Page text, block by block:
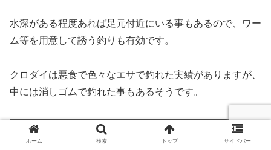
水深がある程度あれば足元付近にいる事もあるので、ワー
ム等を用意して誘う釣りも有効です。
クロダイは悪食で色々なエサで釣れた実績がありますが、
中には消しゴムで釣れた事もあるそうです。
ホーム 検索 トップ サイドバー